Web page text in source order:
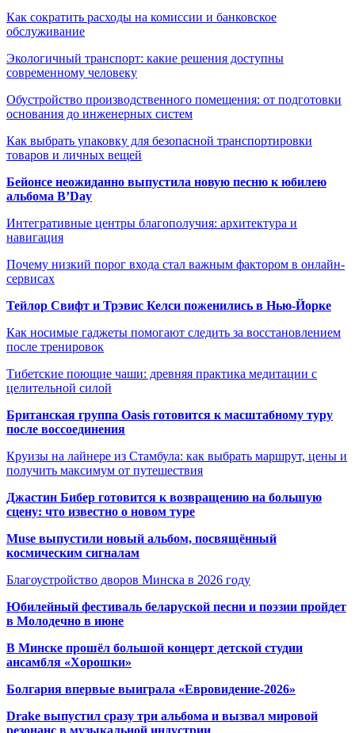
Как сократить расходы на комиссии и банковское
обслуживание
Экологичный транспорт: какие решения доступны
современному человеку
Обустройство производственного помещения: от подготовки
основания до инженерных систем
Как выбрать упаковку для безопасной транспортировки
товаров и личных вещей
Бейонсе неожиданно выпустила новую песню к юбилею
альбома B’Day
Интегративные центры благополучия: архитектура и
навигация
Почему низкий порог входа стал важным фактором в онлайн-
сервисах
Тейлор Свифт и Трэвис Келси поженились в Нью-Йорке
Как носимые гаджеты помогают следить за восстановлением
после тренировок
Тибетские поющие чаши: древняя практика медитации с
целительной силой
Британская группа Oasis готовится к масштабному туру
после воссоединения
Круизы на лайнере из Стамбула: как выбрать маршрут, цены и
получить максимум от путешествия
Джастин Бибер готовится к возвращению на большую
сцену: что известно о новом туре
Muse выпустили новый альбом, посвящённый
космическим сигналам
Благоустройство дворов Минска в 2026 году
Юбилейный фестиваль беларуской песни и поэзии пройдет
в Молодечно в июне
В Минске прошёл большой концерт детской студии
ансамбля «Хорошки»
Болгария впервые выиграла «Евровидение-2026»
Drake выпустил сразу три альбома и вызвал мировой
резонанс в музыкальной индустрии